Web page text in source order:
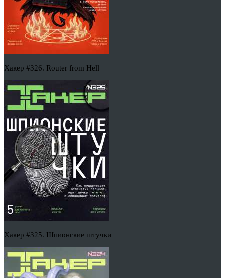
Хакер #326. Router from Hell
Хакер #325. Шпионские штучки